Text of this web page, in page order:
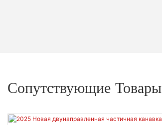
Сопутствующие Товары